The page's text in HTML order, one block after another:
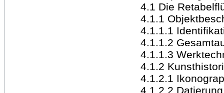
4.1 Die
4.1.1
4.1.1.1
4.1.1.2
4.1.1.3
4.1.2
4.1.2.1
4.1.2.2